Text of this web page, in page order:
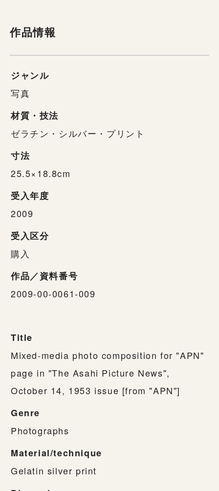
作品情報
ジャンル
写真
材質・技法
ゼラチン・シルバー・プリント
寸法
25.5×18.8cm
受入年度
2009
受入区分
購入
作品／資料番号
2009-00-0061-009
Title
Mixed-media photo composition for "APN"
page in "The Asahi Picture News",
October 14, 1953 issue [from "APN"]
Genre
Photographs
Material/technique
Gelatin silver print